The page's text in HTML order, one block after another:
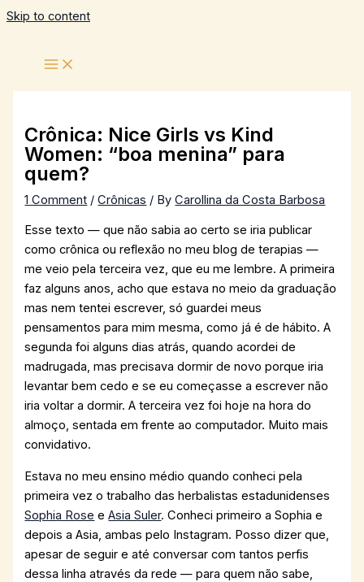
Skip to content
Crônica: Nice Girls vs Kind
Women: “boa menina” para
quem?
1 Comment /Crônicas / ByCarollina da Costa Barbosa
Esse texto — que não sabia ao certo se iria publicar
como crônica ou reflexão no meu blog de terapias —
me veio pela terceira vez, que eu me lembre. A primeira
faz alguns anos, acho que estava no meio da graduação
mas nem tentei escrever, só guardei meus
pensamentos para mim mesma, como já é de hábito. A
segunda foi alguns dias atrás, quando acordei de
madrugada, mas precisava dormir de novo porque iria
levantar bem cedo e se eu começasse a escrever não
iria voltar a dormir. A terceira vez foi hoje na hora do
almoço, sentada em frente ao computador. Muito mais
convidativo.
Estava no meu ensino médio quando conheci pela
primeira vez o trabalho das herbalistas estadunidenses
Sophia Rose eAsia Suler. Conheci primeiro a Sophia e
depois a Asia, ambas pelo Instagram. Posso dizer que,
apesar de seguir e até conversar com tantos perfis
dessa linha através da rede — para quem não sabe,